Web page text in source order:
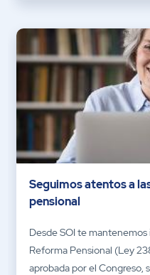
Seguimos atentos a
pensional
Desde SOI te
Reforma Pensional (Ley
aprobada por el Congreso,